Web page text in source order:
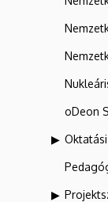
oDeon